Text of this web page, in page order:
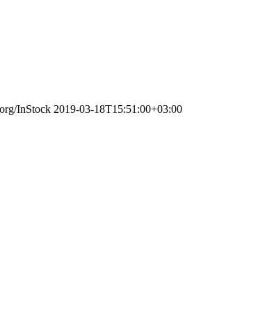
InStock 2019-03-18T15:51:00+03:00